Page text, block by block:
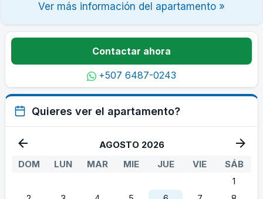
Ver más información del apartamento »
Contactar ahora
+507 6487-0243
Quieres ver el apartamento?
AGOSTO 2026
DOM
LUN MAR MIE JUE VIE
SÁB
1